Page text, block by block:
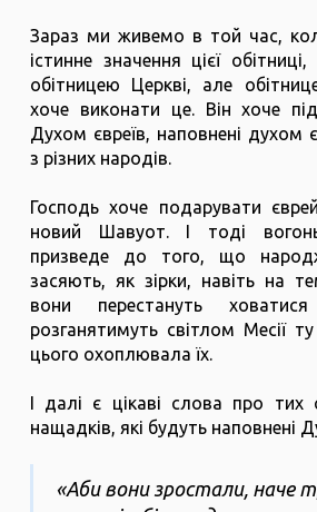
Зараз ми живемо в той час,
істинне значення цієї
обітницею Церкві, але
хоче виконати це. Він хоче
Духом євреїв, наповнені духом
з різних народів.
Господь хоче подарувати
новий Шавуот. І тоді
призведе до того, що
засяють, як зірки, навіть на
вони перестануть
розганятимуть світлом Месії
цього охоплювала їх.
І далі є цікаві слова про тих
нащадків, які будуть наповнені
«Аби вони зростали, наче